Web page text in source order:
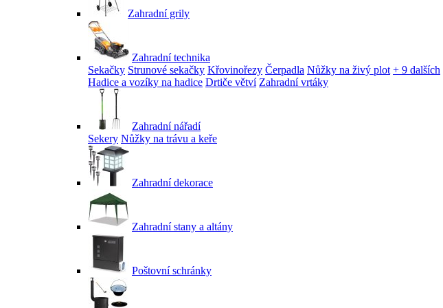
Zahradní grily
Zahradní technika
Sekačky Strunové sekačky Křovinořezy Čerpadla Nůžky na živý plot + 9 dalších
Hadice a vozíky na hadice Drtiče větví Zahradní vrtáky
Zahradní nářadí
Sekery Nůžky na trávu a keře
Zahradní dekorace
Zahradní stany a altány
Poštovní schránky